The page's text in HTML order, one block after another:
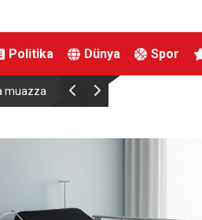
Politika Dünya Spor
Resul Dindar ve Ümit Yaşar,